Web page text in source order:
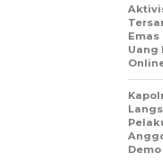
Emas
Uang
Demo